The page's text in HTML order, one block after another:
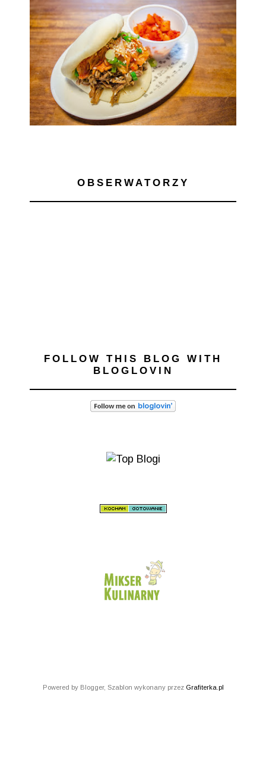
OBSERWATORZY
FOLLOW THIS BLOG WITH
BLOGLOVIN
Powered by Blogger, Szablon wykonany przez Grafiterka.pl